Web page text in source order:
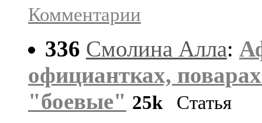
Комментарии
336 Смолина Алла:
официантках,
"боевые" 25k Статья